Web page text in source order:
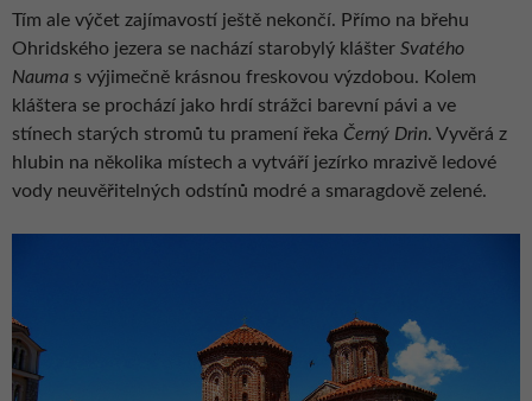
Tím ale výčet zajímavostí ještě nekončí. Přímo na břehu
Ohridského jezera se nachází starobylý klášter Svatého
Nauma s výjimečně krásnou freskovou výzdobou. Kolem
kláštera se prochází jako hrdí strážci barevní pávi a ve
stínech starých stromů tu pramení řeka Černý Drin. Vyvěrá z
hlubin na několika místech a vytváří jezírko mrazivě ledové
vody neuvěřitelných odstínů modré a smaragdově zelené.